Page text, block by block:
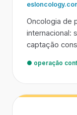
Oncologia de
internacional:
captação
● operação